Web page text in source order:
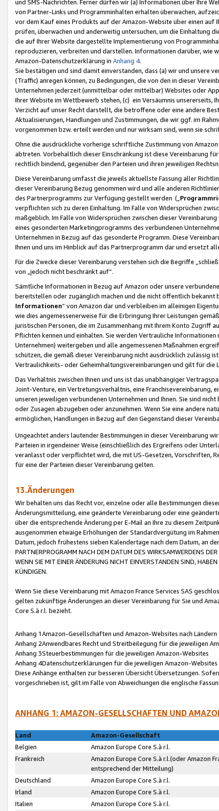
und SMS-Nachrichten. Ferner dürfen wir (a) Informationen über Ihre
von Partner-Links und Programminhalten erhalten überwachen,
vor dem Kauf eines Produkts auf der Amazon-Website über einen
prüfen, überwachen und anderweitig untersuchen, um die Einhaltung
die auf Ihrer Website dargestellte Implementierung von
reproduzieren, verbreiten und darstellen. Informationen darüber, wie
Amazon-Datenschutzerklärung in Anhang 4.
Sie bestätigen und sind damit einverstanden, dass (a) wir und
(Traffic) anregen können, zu Bedingungen, die von den in dieser
Unternehmen jederzeit (unmittelbar oder mittelbar) Websites oder
Ihrer Website im Wettbewerb stehen, (c) ein Versäumnis unsererseits,
Verzicht auf unser Recht darstellt, die betroffene oder eine andere
Aktualisierungen, Handlungen und Zustimmungen, die wir ggf. im
vorgenommen bzw. erteilt werden und nur wirksam sind, wenn sie
Ohne die ausdrückliche vorherige schriftliche Zustimmung von
abtreten. Vorbehaltlich dieser Einschränkung ist diese Vereinbarung
rechtlich bindend, gegenüber den Parteien und ihren jeweiligen
Diese Vereinbarung umfasst die jeweils aktuellste Fassung aller
dieser Vereinbarung Bezug genommen wird und alle anderen
des Partnerprogramms zur Verfügung gestellt werden („
verpflichten sich zu deren Einhaltung. Im Falle von Widersprüchen
maßgeblich. Im Falle von Widersprüchen zwischen dieser
eines gesonderten Marketingprogramms des verbundenen
Unternehmen in Bezug auf das gesonderte Programm. Diese
Ihnen und uns im Hinblick auf das Partnerprogramm dar und ersetzt
Für die Zwecke dieser Vereinbarung verstehen sich die Begriffe
von „jedoch nicht beschränkt auf“.
Sämtliche Informationen in Bezug auf Amazon oder unsere
bereitstellen oder zugänglich machen und die nicht öffentlich
Informationen“ von Amazon dar und verbleiben im alleinigen
wie dies angemessenerweise für die Erbringung Ihrer Leistungen
juristischen Personen, die im Zusammenhang mit Ihrem Konto
Pflichten kennen und einhalten. Sie werden Vertrauliche
Unternehmen) weitergeben und alle angemessenen Maßnahmen
schützen, die gemäß dieser Vereinbarung nicht ausdrücklich zulässig
Vertraulichkeits- oder Geheimhaltungsvereinbarungen und gilt für die
Das Verhältnis zwischen Ihnen und uns ist das unabhängiger
Joint-Venture, ein Vertretungsverhältnis, eine Franchisevereinbarung,
unseren jeweiligen verbundenen Unternehmen und Ihnen. Sie sind
oder Zusagen abzugeben oder anzunehmen. Wenn Sie eine andere
ermöglichen, Handlungen in Bezug auf den Gegenstand dieser
Ungeachtet anders lautender Bestimmungen in dieser Vereinbarung
Parteien in irgendeiner Weise (einschließlich des Ergreifens oder
veranlasst oder verpflichtet wird, die mit US-Gesetzen, Vorschriften,
für eine der Parteien dieser Vereinbarung gelten.
13.Änderungen
Wir behalten uns das Recht vor, einzelne oder alle Bestimmungen
Änderungsmitteilung, eine geänderte Vereinbarung oder eine
über die entsprechende Änderung per E-Mail an Ihre zu diesem
ausgenommen etwaige Erhöhungen der Standardvergütung im
Datum, jedoch frühestens sieben Kalendertage nach dem Datum, an
PARTNERPROGRAMM NACH DEM DATUM DES WIRKSAMWERDENS
WENN SIE MIT EINER ÄNDERUNG NICHT EINVERSTANDEN SIND,
KÜNDIGEN.
Wenn Sie diese Vereinbarung mit Amazon France Services SAS
gelten zukünftige Änderungen an dieser Vereinbarung für Sie und
Core S.à r.l. bezieht.
Anhang 1Amazon-Gesellschaften und Amazon-Websites nach Ländern
Anhang 2Anwendbares Recht und Streitbeilegung für die jeweiligen
Anhang 3Steuerbestimmungen für die jeweiligen Amazon-Websites
Anhang 4Datenschutzerklärungen für die jeweiligen Amazon-Websites
Diese Anhänge enthalten zur besseren Übersicht Übersetzungen.
vorgeschrieben ist, gilt im Falle von Abweichungen die englische
ANHANG 1: AMAZON-GESELLSCHAFTEN UND
Land
Amazon-Gesellschaft
Belgien
Amazon Europe Core S.à r.l.
Frankreich
Amazon Europe Core S.à r.l.(oder Amazon
entsprechend der Mitteilung)
Deutschland
Amazon Europe Core S.à r.l.
Irland
Amazon Europe Core S.à r.l.
Italien
Amazon Europe Core S.à r.l.